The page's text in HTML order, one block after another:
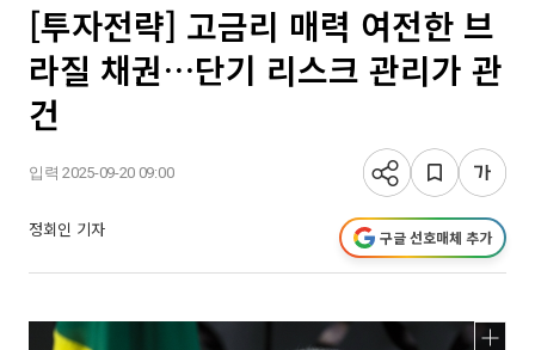
[투자전략] 고금리 매력 여전한 브
라질 채권…단기 리스크 관리가 관
건
입력 2025-09-20 09:00
정회인 기자 구글 선호매체 추가